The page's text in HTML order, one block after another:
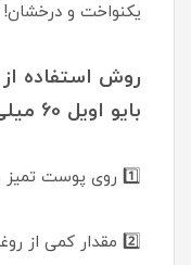
یکنواخت و درخشان!
روش استفاده
بایو اویل 60 میلی لیتر
1️⃣ روی پوست تمیز و خشک استفاده شود.
2️⃣ مقدار کمی از روغن را روی ناحیه موردنظر بریزید.